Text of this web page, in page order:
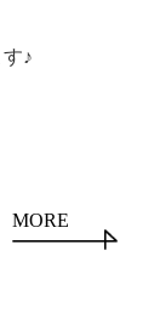
♪
MORE